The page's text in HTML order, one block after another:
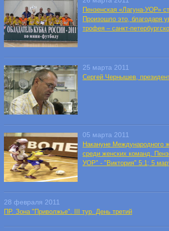
Пензенская «Лагуна-УОР»
Произошло это, благодаря
трофея – санкт-
25 марта 2011
Сергей Чернышев,
05 марта 2011
Накануне Международного
среди женских команд.
УОР" - "Виктория" 5:1; 5
28 февраля 2011
ПР. Зона "Приволжье". III тур. День третий